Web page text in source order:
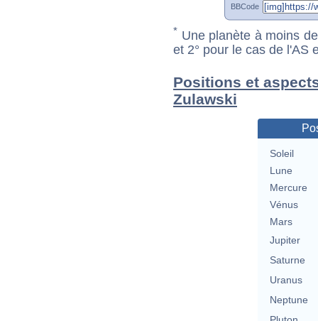
BBCode
* Une planète à moins
et 2° pour le cas de l'AS
Positions et
Zulawski
Soleil
Lune
Mercure
Vénus
Mars
Jupiter
Saturne
Uranus
Neptune